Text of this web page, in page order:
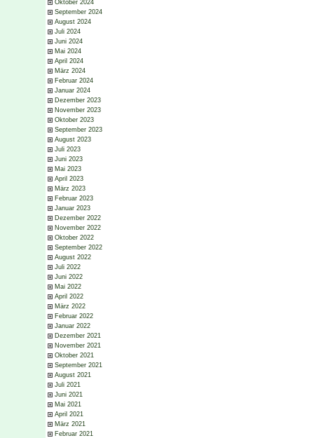
Oktober 2024
September 2024
August 2024
Juli 2024
Juni 2024
Mai 2024
April 2024
März 2024
Februar 2024
Januar 2024
Dezember 2023
November 2023
Oktober 2023
September 2023
August 2023
Juli 2023
Juni 2023
Mai 2023
April 2023
März 2023
Februar 2023
Januar 2023
Dezember 2022
November 2022
Oktober 2022
September 2022
August 2022
Juli 2022
Juni 2022
Mai 2022
April 2022
März 2022
Februar 2022
Januar 2022
Dezember 2021
November 2021
Oktober 2021
September 2021
August 2021
Juli 2021
Juni 2021
Mai 2021
April 2021
März 2021
Februar 2021